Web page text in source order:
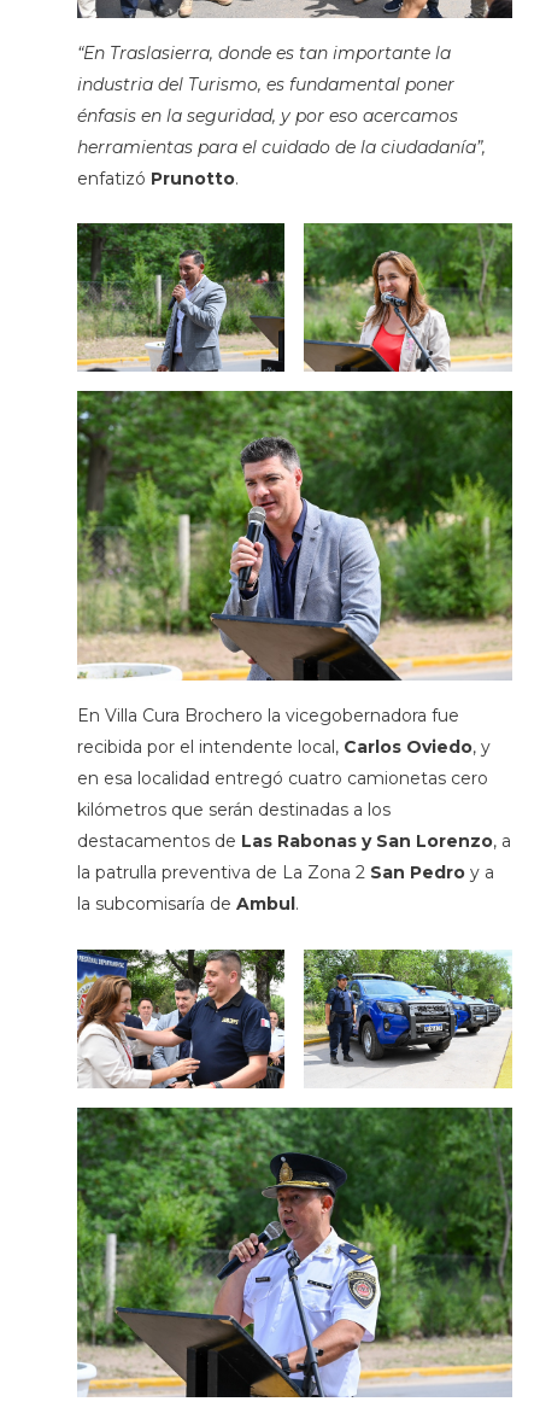
“En Traslasierra, donde es tan importante la
industria del Turismo, es fundamental poner
énfasis en la seguridad, y por eso acercamos
herramientas para el cuidado de la ciudadanía”,
enfatizó Prunotto.
En Villa Cura Brochero la vicegobernadora fue
recibida por el intendente local, Carlos Oviedo, y
en esa localidad entregó cuatro camionetas cero
kilómetros que serán destinadas a los
destacamentos de Las Rabonas y San Lorenzo, a
la patrulla preventiva de La Zona 2 San Pedroy a
la subcomisaría de Ambul .